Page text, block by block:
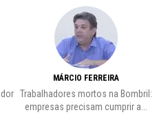
MÁRCIO FERREIRA
Trabalhadores mortos na Bombril:
empresas precisam cumprir a...